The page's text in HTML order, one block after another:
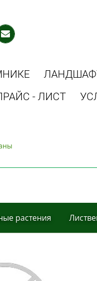
- ЛИСТ
рaстения